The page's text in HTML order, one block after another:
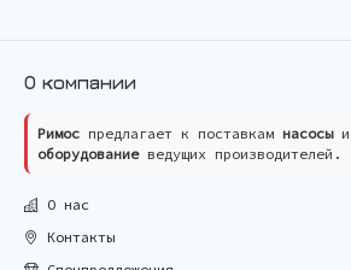
О компании
Римос предлагает к поставкам насосыи
оборудованиеведущих производителей.
О нас
Контакты